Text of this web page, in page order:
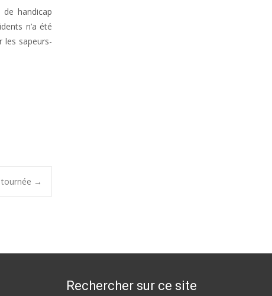
handicap
n’a été
les sapeurs-
→
Rechercher sur ce site